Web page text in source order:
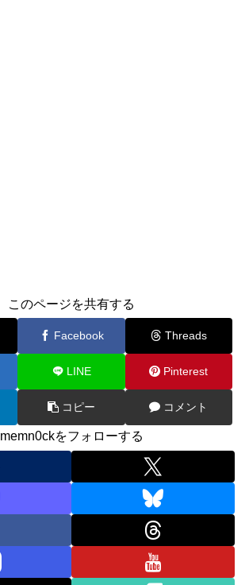
このページを共有する
Facebook Threads
LINE Pinterest
コピー コメント
memn0ckをフォローする